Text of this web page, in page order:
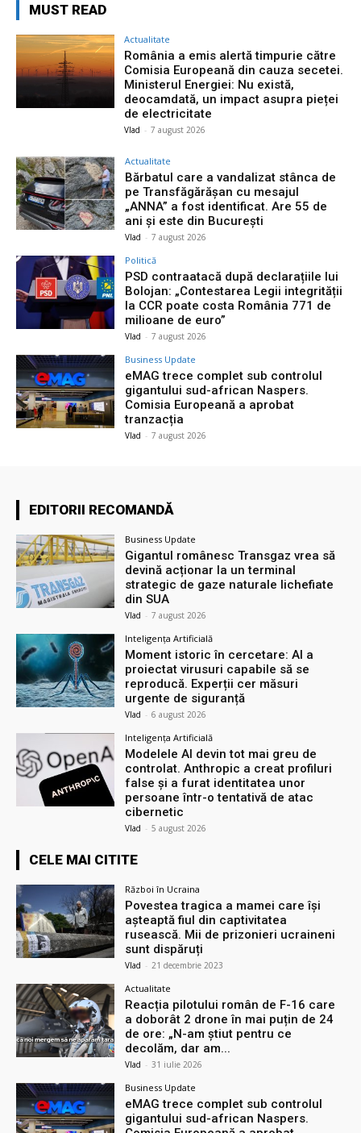
MUST READ
Actualitate
România a emis alertă timpurie către
Comisia Europeană din cauza secetei.
Ministerul Energiei: Nu există,
deocamdată, un impact asupra pieței
de electricitate
Vlad - 7 august 2026
Actualitate
Bărbatul care a vandalizat stânca de
pe Transfăgărășan cu mesajul
„ANNA” a fost identificat. Are 55 de
ani și este din București
Vlad - 7 august 2026
Politică
PSD contraatacă după declarațiile lui
Bolojan: „Contestarea Legii integrității
la CCR poate costa România 771 de
milioane de euro”
Vlad - 7 august 2026
Business Update
eMAG trece complet sub controlul
gigantului sud-african Naspers.
Comisia Europeană a aprobat
tranzacția
Vlad - 7 august 2026
EDITORII RECOMANDĂ
Business Update
Gigantul românesc Transgaz vrea să
devină acționar la un terminal
strategic de gaze naturale lichefiate
din SUA
Vlad - 7 august 2026
Inteligența Artificială
Moment istoric în cercetare: AI a
proiectat virusuri capabile să se
reproducă. Experții cer măsuri
urgente de siguranță
Vlad - 6 august 2026
Inteligența Artificială
Modelele AI devin tot mai greu de
controlat. Anthropic a creat profiluri
false și a furat identitatea unor
persoane într-o tentativă de atac
cibernetic
Vlad - 5 august 2026
CELE MAI CITITE
Război în Ucraina
Povestea tragica a mamei care își
așteaptă fiul din captivitatea
rusească. Mii de prizonieri ucraineni
sunt dispăruți
Vlad - 21 decembrie 2023
Actualitate
Reacția pilotului român de F-16 care
a doborât 2 drone în mai puțin de 24
de ore: „N-am știut pentru ce
decolăm, dar am...
Vlad - 31 iulie 2026
Business Update
eMAG trece complet sub controlul
gigantului sud-african Naspers.